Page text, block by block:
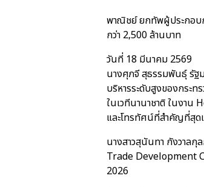
พาณิชย์ ยกทัพผู้ประกอบก
กว่า 2,500 ล้านบาท
วันที่ 18 มีนาคม 2569
นางศุภจี สุธรรมพันธุ์ รัฐ
บริหารระดับสูงของกระ
ในเวทีนานาชาติ ในงา
และโทรทัศน์ที่สำคัญที่สุด
นางสาวสุนันทา กังวาลกุ
Trade Development
2026